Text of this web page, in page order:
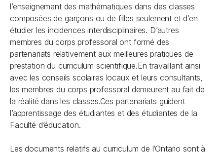
l’enseignement des mathématiques dans des classes
composées de garçons ou de filles seulement et d’en
étudier les incidences interdisciplinaires. D’autres
membres du corps professoral ont formé des
partenariats relativement aux meilleures pratiques de
prestation du curriculum scientifique.En travaillant ainsi
avec les conseils scolaires locaux et leurs consultants,
les membres du corps professoral demeurent au fait de
la réalité dans les classes.Ces partenariats guident
l’apprentissage des étudiantes et des étudiantes de la
Faculté d’éducation.
Les documents relatifs au curriculum de l’Ontario sont à